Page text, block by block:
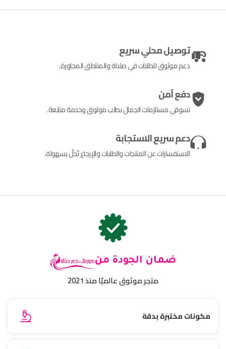
توصيل محلي سريع
دعم موثوق للطلبات في صلالة والمناطق المجاورة.
دفع آمن
تسوقي مستلزمات الجمال بطلب موثوق وخدمة متابعة.
دعم سريع الاستجابة
الاستفسارات عن المنتجات والطلبات والإرجاع تُحلّ بسهولة.
ضمان الجودة من
متجر موثوق عالميًا منذ 2021
مكونات مختبرة بدقة